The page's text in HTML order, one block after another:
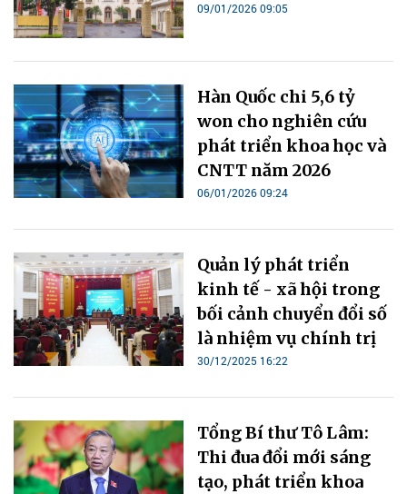
09/01/2026 09:05
Hàn Quốc chi 5,6 tỷ
won cho nghiên cứu
phát triển khoa học và
CNTT năm 2026
06/01/2026 09:24
Quản lý phát triển
kinh tế - xã hội trong
bối cảnh chuyển đổi số
là nhiệm vụ chính trị
30/12/2025 16:22
Tổng Bí thư Tô Lâm:
Thi đua đổi mới sáng
tạo, phát triển khoa